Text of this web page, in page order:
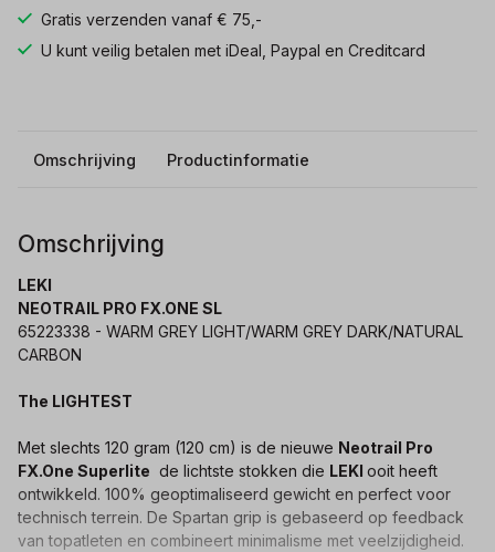
Gratis verzenden vanaf € 75,-
U kunt veilig betalen met iDeal, Paypal en Creditcard
Omschrijving Productinformatie
Omschrijving
LEKI
NEOTRAIL PRO FX.ONE SL
65223338 - WARM GREY LIGHT/WARM GREY DARK/NATURAL
CARBON
The LIGHTEST
Met slechts 120 gram (120 cm) is de nieuwe Neotrail Pro
FX.One Superlite de lichtste stokken die LEKI ooit heeft
ontwikkeld. 100% geoptimaliseerd gewicht en perfect voor
technisch terrein. De Spartan grip is gebaseerd op feedback
van topatleten en combineert minimalisme met veelzijdigheid.